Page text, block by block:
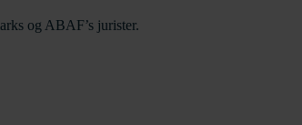
og ABAF’s jurister.